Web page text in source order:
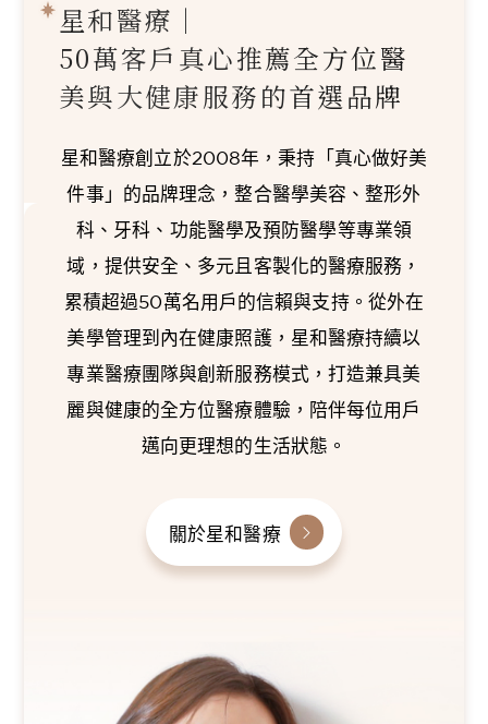
星和醫療｜
50萬客戶真心推薦全方位醫
美與大健康服務的首選品牌
星和醫療創立於2008年，秉持「真心做好美
件事」的品牌理念，整合醫學美容、整形外
科、牙科、功能醫學及預防醫學等專業領
域，提供安全、多元且客製化的醫療服務，
累積超過50萬名用戶的信賴與支持。從外在
美學管理到內在健康照護，星和醫療持續以
專業醫療團隊與創新服務模式，打造兼具美
麗與健康的全方位醫療體驗，陪伴每位用戶
邁向更理想的生活狀態。
關於星和醫療